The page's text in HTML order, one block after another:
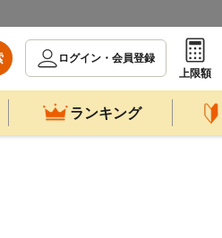
ログイン・会員登録
上限額
ランキング